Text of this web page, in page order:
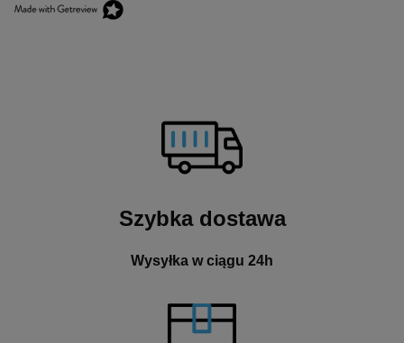
Szybka dostawa
Wysyłka w ciągu 24h